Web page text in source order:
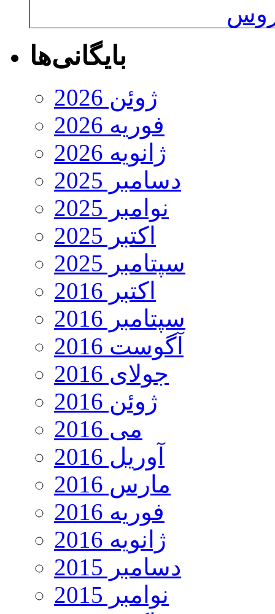
بایگانی‌ها
ژوئن 2026
فوریه 2026
ژانویه 2026
دسامبر 2025
نوامبر 2025
اکتبر 2025
سپتامبر 2025
اکتبر 2016
سپتامبر 2016
آگوست 2016
جولای 2016
ژوئن 2016
می 2016
آوریل 2016
مارس 2016
فوریه 2016
ژانویه 2016
دسامبر 2015
نوامبر 2015